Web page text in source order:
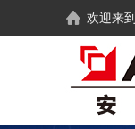
欢迎来到